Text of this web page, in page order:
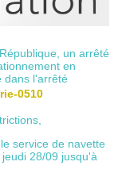
un arrêté
en
dans l'arrêté
0510
service de navette
28/09 jusqu'à